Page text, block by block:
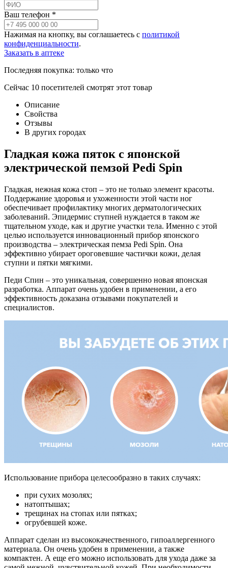
Ваш телефон *
Нажимая на кнопку, вы соглашаетесь с политикой
конфиденциальности.
Заказать в аптеке
Последняя покупка: только что
Сейчас 10 посетителей смотрят этот товар
Описание
Свойства
Отзывы
В других городах
Гладкая кожа пяток с японской
электрической пемзой Pedi Spin
Гладкая, нежная кожа стоп – это не только элемент красоты.
Поддержание здоровья и ухоженности этой части ног
обеспечивает профилактику многих дерматологических
заболеваний. Эпидермис ступней нуждается в таком же
тщательном уходе, как и другие участки тела. Именно с этой
целью используется инновационный прибор японского
производства – электрическая пемза Pedi Spin. Она
эффективно убирает ороговевшие частички кожи, делая
ступни и пятки мягкими.
Педи Спин – это уникальная, совершенно новая японская
разработка. Аппарат очень удобен в применении, а его
эффективность доказана отзывами покупателей и
специалистов.
Использование прибора целесообразно в таких случаях:
при сухих мозолях;
натоптышах;
трещинах на стопах или пятках;
огрубевшей коже.
Аппарат сделан из высококачественного, гипоаллергенного
материала. Он очень удобен в применении, а также
компактен. А еще его можно использовать для ухода даже за